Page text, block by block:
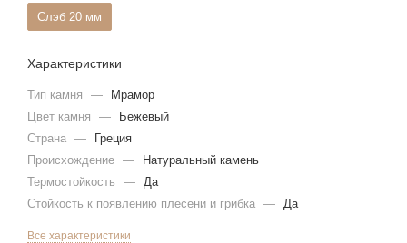
Слэб 20 мм
Характеристики
Тип камня —
Мрамор
Цвет камня
—
Бежевый
Страна —
Греция
Происхождение —
Натуральный камень
Термостойкость
—
Да
Стойкость к появлению плесени и грибка — Да
Все характеристики